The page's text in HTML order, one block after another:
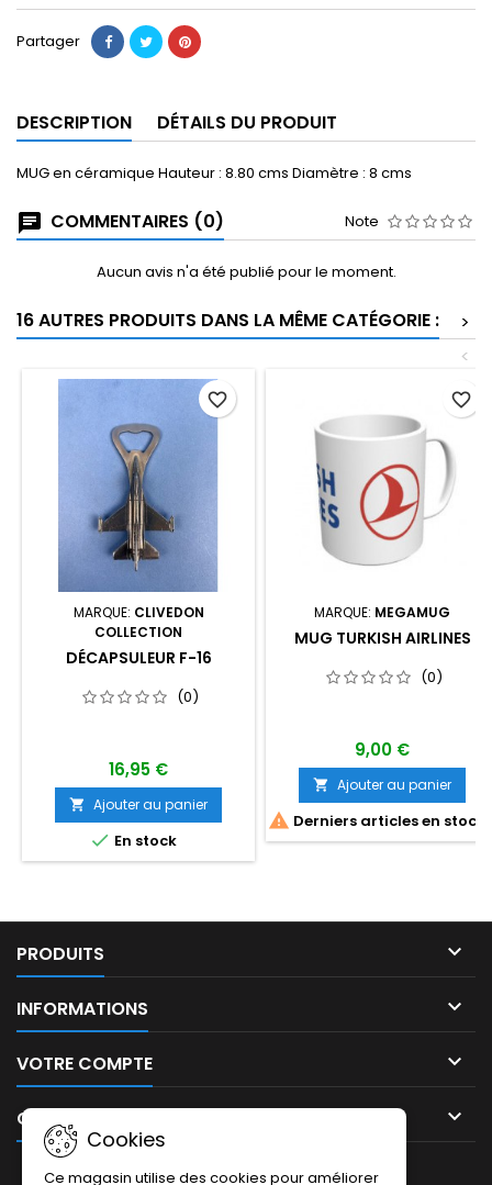
Partager
DESCRIPTION DÉTAILS DU PRODUIT
MUG en céramique Hauteur : 8.80 cms Diamètre : 8 cms
COMMENTAIRES (0) Note
Aucun avis n'a été publié pour le moment.
16 AUTRES PRODUITS DANS LA MÊME CATÉGORIE :
>
<
MARQUE: CLIVEDON
COLLECTION
DÉCAPSULEUR F-16
(0)
16,95 €
 Ajouter au panier
 En stock
favorite_border
MARQUE: MEGAMUG
MUG TURKISH AIRLINES
(0)
9,00 €
 Ajouter au panier
 Derniers articles en stock
favorite_border
PRODUITS 
INFORMATIONS 
VOTRE COMPTE 
CONTACT 
Cookies
Ce magasin utilise des cookies pour améliorer
LETTRE D'INFORMATIONS